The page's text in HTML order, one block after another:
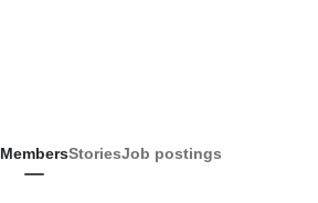
MembersStoriesJob postings